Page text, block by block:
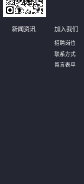
新闻资讯 加入我们
招聘岗位
联系方式
留言表单